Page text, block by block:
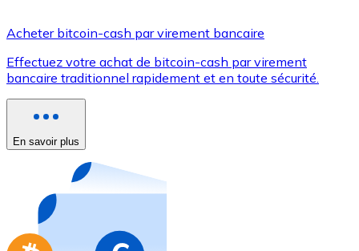
Utilisez les cartes Visa et Mastercard pour acheter
Acheter avec carte
Nouveau
Achetez des cartes-cadeaux de vos marques
Aller à la boutique de cartes-cadeaux
Acheter bitcoin-cash par virement bancaire
Effectuez votre achat de bitcoin-cash par virement
bancaire traditionnel rapidement et en toute sécurité.
En savoir plus